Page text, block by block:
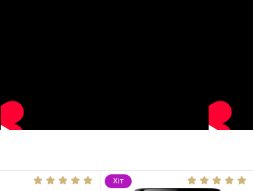
Хіт